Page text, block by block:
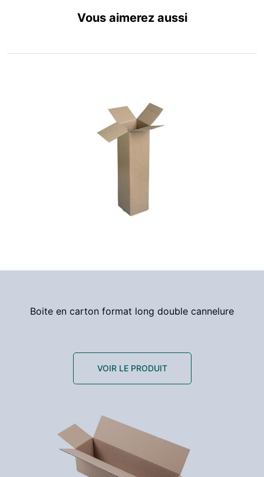
Vous aimerez aussi
Boite en carton format long double cannelure
VOIR LE PRODUIT